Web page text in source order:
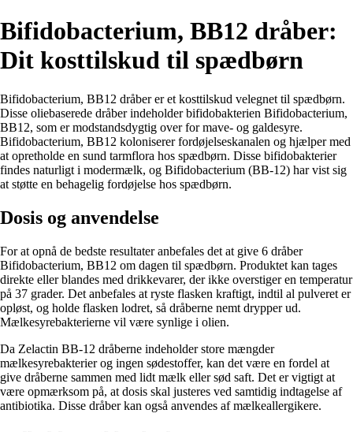
Bifidobacterium, BB12 dråber:
Dit kosttilskud til spædbørn
Bifidobacterium, BB12 dråber er et kosttilskud velegnet til spædbørn.
Disse oliebaserede dråber indeholder bifidobakterien Bifidobacterium,
BB12, som er modstandsdygtig over for mave- og galdesyre.
Bifidobacterium, BB12 koloniserer fordøjelseskanalen og hjælper med
at opretholde en sund tarmflora hos spædbørn. Disse bifidobakterier
findes naturligt i modermælk, og Bifidobacterium (BB-12) har vist sig
at støtte en behagelig fordøjelse hos spædbørn.
Dosis og anvendelse
For at opnå de bedste resultater anbefales det at give 6 dråber
Bifidobacterium, BB12 om dagen til spædbørn. Produktet kan tages
direkte eller blandes med drikkevarer, der ikke overstiger en temperatur
på 37 grader. Det anbefales at ryste flasken kraftigt, indtil al pulveret er
opløst, og holde flasken lodret, så dråberne nemt drypper ud.
Mælkesyrebakterierne vil være synlige i olien.
Da Zelactin BB-12 dråberne indeholder store mængder
mælkesyrebakterier og ingen sødestoffer, kan det være en fordel at
give dråberne sammen med lidt mælk eller sød saft. Det er vigtigt at
være opmærksom på, at dosis skal justeres ved samtidig indtagelse af
antibiotika. Disse dråber kan også anvendes af mælkeallergikere.